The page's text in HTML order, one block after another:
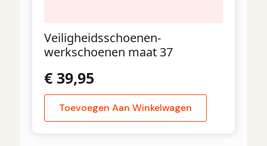
Veiligheidsschoenen-
werkschoenen maat 37
€ 39,95
Toevoegen Aan Winkelwagen